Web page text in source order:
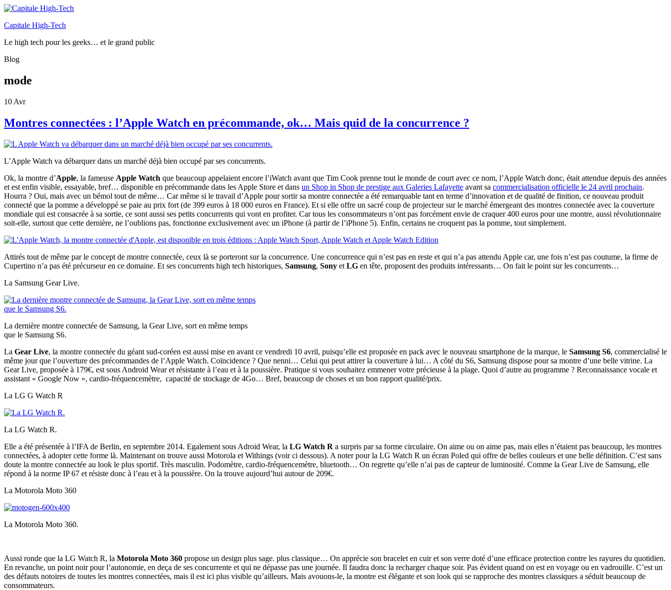
Capitale High-Tech
Le high tech pour les geeks… et le grand public
Blog
mode
10 Avr
Montres connectées : l’Apple Watch en précommande, ok… Mais quid de la concurrence ?
L’Apple Watch va débarquer dans un marché déjà bien occupé par ses concurrents.
Ok, la montre d’Apple, la fameuse Apple Watch que beaucoup appelaient encore l’iWatch avant que Tim Cook prenne tout le monde de court avec ce nom, l’Apple Watch donc, était attendue depuis des années
et est enfin visible, essayable, bref… disponible en précommande dans les Apple Store et dans un Shop in Shop de prestige aux Galeries Lafayette avant sa commercialisation officielle le 24 avril prochain.
Hourra ? Oui, mais avec un bémol tout de même… Car même si le travail d’Apple pour sortir sa montre connectée a été remarquable tant en terme d’innovation et de qualité de finition, ce nouveau produit
connecté que la pomme a développé se paie au prix fort (de 399 euros à 18 000 euros en France). Et si elle offre un sacré coup de projecteur sur le marché émergeant des montres connectée avec la couverture
mondiale qui est consacrée à sa sortie, ce sont aussi ses petits concurrents qui vont en profiter. Car tous les consommateurs n’ont pas forcément envie de craquer 400 euros pour une montre, aussi révolutionnaire
soit-elle, surtout que cette dernière, ne l’oublions pas, fonctionne exclusivement avec un iPhone (à partir de l’iPhone 5). Enfin, certains ne croquent pas la pomme, tout simplement.
Attirés tout de même par le concept de montre connectée, ceux là se porteront sur la concurrence. Une concurrence qui n’est pas en reste et qui n’a pas attendu Apple car, une fois n’est pas coutume, la firme de
Cupertino n’a pas été précurseur en ce domaine. Et ses concurrents high tech historiques, Samsung, Sony et LG en tête, proposent des produits intéressants… On fait le point sur les concurrents…
La Samsung Gear Live.
La dernière montre connectée de Samsung, la Gear Live, sort en même temps
que le Samsung S6.
La Gear Live, la montre connectée du géant sud-coréen est aussi mise en avant ce vendredi 10 avril, puisqu’elle est proposée en pack avec le nouveau smartphone de la marque, le Samsung S6, commercialisé le
même jour que l’ouverture des précommandes de l’Apple Watch. Coïncidence ? Que nenni… Celui qui peut attirer la couverture à lui… A côté du S6, Samsung dispose pour sa montre d’une belle vitrine. La
Gear Live, proposée à 179€, est sous Android Wear et résistante à l’eau et à la poussière. Pratique si vous souhaitez emmener votre précieuse à la plage. Quoi d’autre au programme ? Reconnaissance vocale et
assistant « Google Now », cardio-fréquencemètre, capacité de stockage de 4Go… Bref, beaucoup de choses et un bon rapport qualité/prix.
La LG G Watch R
La LG Watch R.
Elle a été présentée à l’IFA de Berlin, en septembre 2014. Egalement sous Adroid Wear, la LG Watch R a surpris par sa forme circulaire. On aime ou on aime pas, mais elles n’étaient pas beaucoup, les montres
connectées, à adopter cette forme là. Maintenant on trouve aussi Motorola et Withings (voir ci dessous). A noter pour la LG Watch R un écran Poled qui offre de belles couleurs et une belle définition. C’est sans
doute la montre connectée au look le plus sportif. Très masculin. Podomètre, cardio-fréquencemètre, bluetooth… On regrette qu’elle n’ai pas de capteur de luminosité. Comme la Gear Live de Samsung, elle
répond à la norme IP 67 et résiste donc à l’eau et à la poussière. On la trouve aujourd’hui autour de 209€.
La Motorola Moto 360
La Motorola Moto 360.
Aussi ronde que la LG Watch R, la Motorola Moto 360 propose un design plus sage. plus classique… On apprécie son bracelet en cuir et son verre doté d’une efficace protection contre les rayures du quotidien.
En revanche, un point noir pour l’autonomie, en deça de ses concurrente et qui ne dépasse pas une journée. Il faudra donc la recharger chaque soir. Pas évident quand on est en voyage ou en vadrouille. C’est un
des défauts notoires de toutes les montres connectées, mais il est ici plus visible qu’ailleurs. Mais avouons-le, la montre est élégante et son look qui se rapproche des montres classiques a séduit beaucoup de
consommateurs.